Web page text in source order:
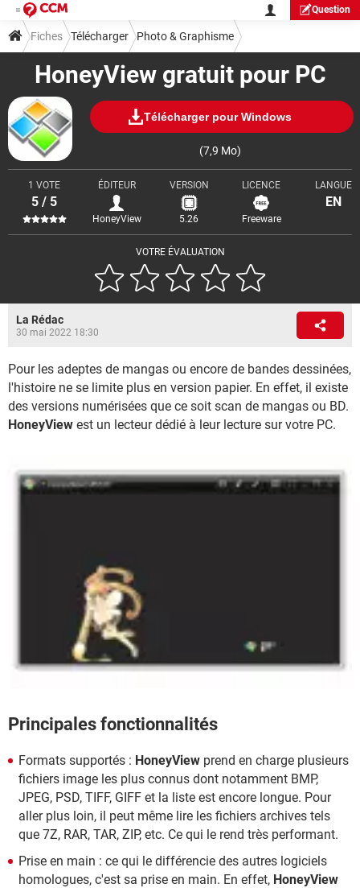
Question
HoneyView gratuit pour PC
Télécharger pour Windows
(7,9 Mo)
VOTRE ÉVALUATION
1 VOTE
5 / 5
ÉDITEUR
HoneyView
VERSION
5.26
LICENCE
Freeware
LANGUE
EN
Fiches Télécharger Photo & Graphisme
Visionnage & Diaporama
La Rédac
30 mai 2022 18:30
Pour les adeptes de mangas ou encore de bandes dessinées,
l'histoire ne se limite plus en version papier. En effet, il existe
des versions numérisées que ce soit scan de mangas ou BD.
HoneyView est un lecteur dédié à leur lecture sur votre PC.
Principales fonctionnalités
Formats supportés : HoneyView prend en charge plusieurs
fichiers image les plus connus dont notamment BMP,
JPEG, PSD, TIFF, GIFF et la liste est encore longue. Pour
aller plus loin, il peut même lire les fichiers archives tels
que 7Z, RAR, TAR, ZIP, etc. Ce qui le rend très performant.
Prise en main : ce qui le différencie des autres logiciels
homologues, c'est sa prise en main. En effet, HoneyView